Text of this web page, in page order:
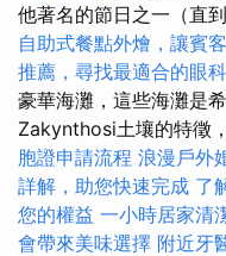
他著名的節日之一（直
自助式餐點外燴，讓賓
推薦，尋找最適合的眼
豪華海灘，這些海灘是
Zakynthosi土壤的特徵
胞證申請流程 浪漫戶外
詳解，助您快速完成 了
您的權益 一小時居家清
會帶來美味選擇 附近牙